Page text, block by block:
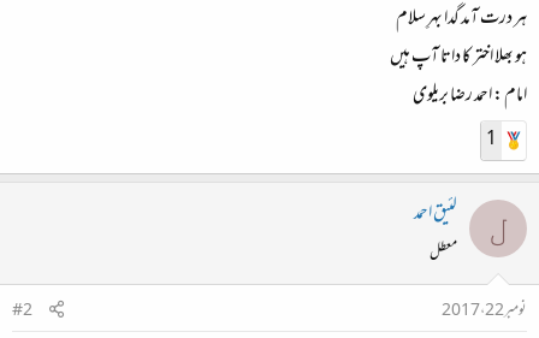
ہر درت آمد گدا بہرِ سلام
ہو بھلا اختر کا داتا آپ ہیں
امام : احمد رضا بریلوی
1
ل لئیق احمد
معطل
نومبر 22، 2017
#2